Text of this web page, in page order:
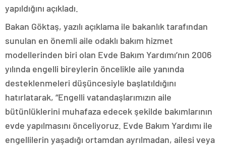
yapıldığını açıkladı.
Bakan Göktaş, yazılı açıklama ile bakanlık tarafından
sunulan en önemli aile odaklı bakım hizmet
modellerinden biri olan Evde Bakım Yardımı’nın 2006
yılında engelli bireylerin öncelikle aile yanında
desteklenmeleri düşüncesiyle başlatıldığını
hatırlatarak, “Engelli vatandaşlarımızın aile
bütünlüklerini muhafaza edecek şekilde bakımlarının
evde yapılmasını önceliyoruz. Evde Bakım Yardımı ile
engellilerin yaşadığı ortamdan ayrılmadan, ailesi veya